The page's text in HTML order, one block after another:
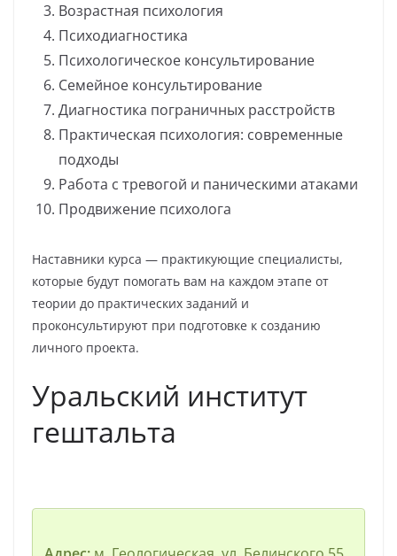
Возрастная психология
Психодиагностика
Психологическое консультирование
Семейное консультирование
Диагностика пограничных расстройств
Практическая психология: современные
подходы
Работа с тревогой и паническими атаками
Продвижение психолога
Наставники курса — практикующие специалисты,
которые будут помогать вам на каждом этапе от
теории до практических заданий и
проконсультируют при подготовке к созданию
личного проекта.
Уральский институт
гештальта